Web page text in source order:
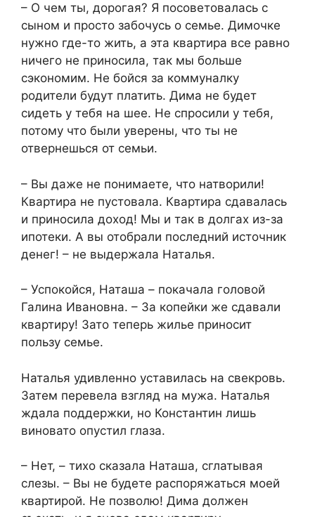
​– О чем ты, дорогая? Я посоветовалась с
сыном и просто забочусь о семье. Димочке
нужно где-то жить, а эта квартира все равно
ничего не приносила, так мы больше
сэкономим. Не бойся за коммуналку
родители будут платить. Дима не будет
сидеть у тебя на шее. Не спросили у тебя,
потому что были уверены, что ты не
отвернешься от семьи.​
​– Вы даже не понимаете, что натворили!
Квартира не пустовала. Квартира сдавалась
и приносила доход! Мы и так в долгах из-за
ипотеки. А вы отобрали последний источник
денег! – не выдержала Наталья.​
​– Успокойся, Наташа – покачала головой
Галина Ивановна. – За копейки же сдавали
квартиру! Зато теперь жилье приносит
пользу семье.​
​Наталья удивленно уставилась на свекровь.
Затем перевела взгляд на мужа. Наталья
ждала поддержки, но Константин лишь
виновато опустил глаза.​
​– Нет, – тихо сказала Наташа, сглатывая
слезы. – Вы не будете распоряжаться моей
квартирой. Не позволю! Дима должен